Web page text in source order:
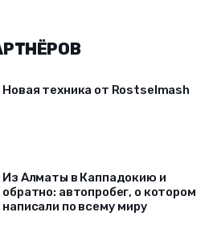
Новая техника от Rostselmash
Из Алматы в Каппадокию и
обратно: автопробег, о котором
написали по всему миру